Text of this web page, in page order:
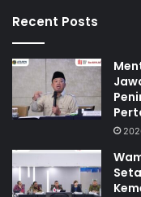
Recent Posts